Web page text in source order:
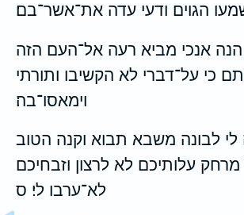
הגוים ודעי עדה את־אשר־בם׃
אנכי מביא רעה אל־העם הזה
כי על־דברי לא הקשיבו ותורתי
וימאסו־בה׃
לי לבונה משבא תבוא וקנה הטוב
עלותיכם לא לרצון וזבחיכם
לא־ערבו לי׃ ס